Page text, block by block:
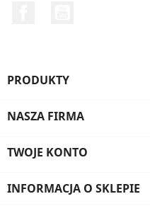
PRODUKTY
NASZA FIRMA
TWOJE KONTO
INFORMACJA O SKLEPIE